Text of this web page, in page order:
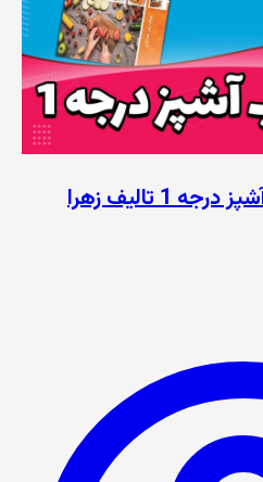
کتاب مجموعه سوالات آشپز درجه 1 تالیف زهرا